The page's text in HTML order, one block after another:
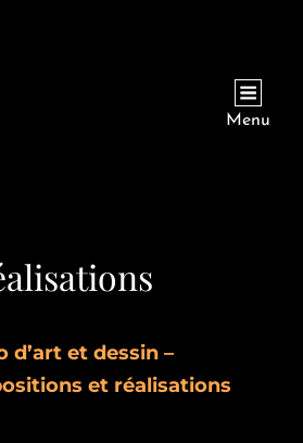
Menu
d’art et dessin –
et réalisations